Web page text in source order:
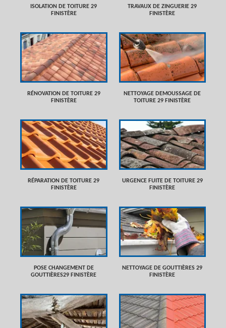
ISOLATION DE TOITURE 29
FINISTÈRE
TRAVAUX DE ZINGUERIE 29
FINISTÈRE
RÉNOVATION DE TOITURE 29
FINISTÈRE
NETTOYAGE DEMOUSSAGE DE
TOITURE 29 FINISTÈRE
RÉPARATION DE TOITURE 29
FINISTÈRE
URGENCE FUITE DE TOITURE 29
FINISTÈRE
POSE CHANGEMENT DE
GOUTTIÈRES29 FINISTÈRE
NETTOYAGE DE GOUTTIÈRES 29
FINISTÈRE